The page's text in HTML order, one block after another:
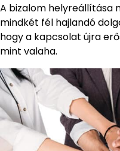
A bizalom helyreállítása
mindkét fél hajlandó
hogy a kapcsolat újra
mint valaha.